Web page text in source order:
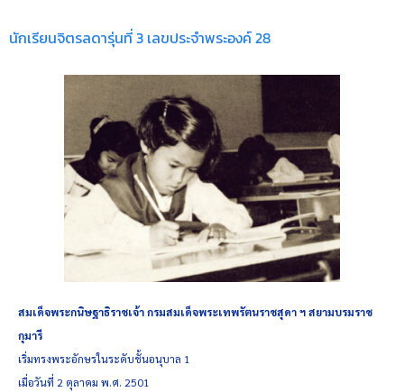
นักเรียนจิตรลดารุ่นที่ 3 เลขประจำพระองค์ 28
สมเด็จพระกนิษฐาธิราชเจ้า กรมสมเด็จพระเทพรัตนราชสุดา ฯ สยามบรมราช
กุมารี
เริ่มทรงพระอักษรในระดับชั้นอนุบาล 1
เมื่อวันที่ 2 ตุลาคม พ.ศ. 2501